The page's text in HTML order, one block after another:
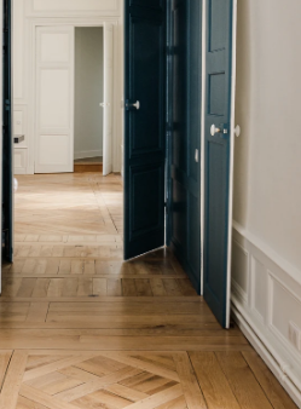
intérieure ?
deClaire-Marie
. Son regard vous permettra d'
de faire les meilleurs choix.